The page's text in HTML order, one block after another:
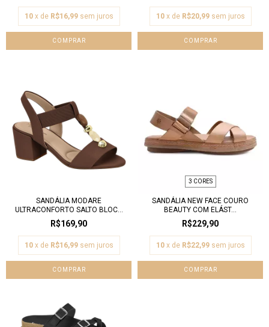
10 x de R$16,99 sem juros
COMPRAR
10 x de R$20,99 sem juros
COMPRAR
SANDÁLIA MODARE
ULTRACONFORTO SALTO BLOC...
R$169,90
10 x de R$16,99 sem juros
COMPRAR
3 CORES
SANDÁLIA NEW FACE COURO
BEAUTY COM ELÁST...
R$229,90
10 x de R$22,99 sem juros
COMPRAR